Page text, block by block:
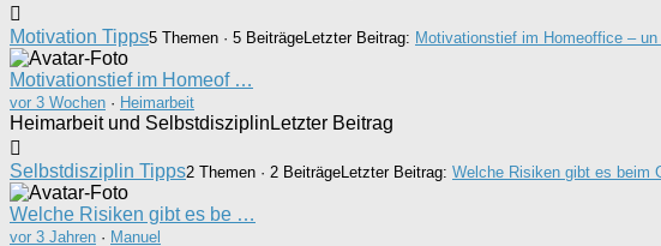
Motivation Tipps5 Themen · 5 BeiträgeLetzter Beitrag: Motivationstief im Homeoffice – un
Motivationstief im Homeof …
vor 3 Wochen · Heimarbeit
Heimarbeit und Selbstdisziplin Letzter Beitrag
Selbstdisziplin Tipps2 Themen · 2 BeiträgeLetzter Beitrag: Welche Risiken gibt es beim
Welche Risiken gibt es be …
vor 3 Jahren · Manuel